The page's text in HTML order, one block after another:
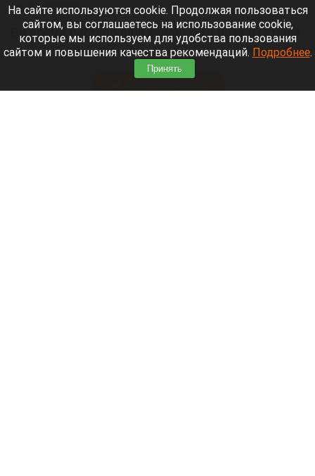
6 августа 2026 в 06:35
Во время реставрации заводского цеха из стены
выпал газетный сверток. Внутри оказались вещи
спрятанные более 40 лет назад, пишет
На сайте используются cookie. Продолжая пользоваться
сайтом, вы соглашаетесь на использование cookie,
которые мы используем для удобства пользования
сайтом и повышения качества рекомендаций. Подробнее.
Принять